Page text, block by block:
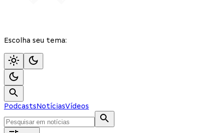
Escolha seu tema:
PodcastsNotíciasVídeos